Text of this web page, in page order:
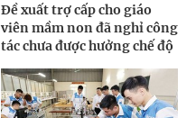
Đề xuất trợ cấp cho giáo
viên mầm non đã nghỉ công
tác chưa được hưởng chế độ